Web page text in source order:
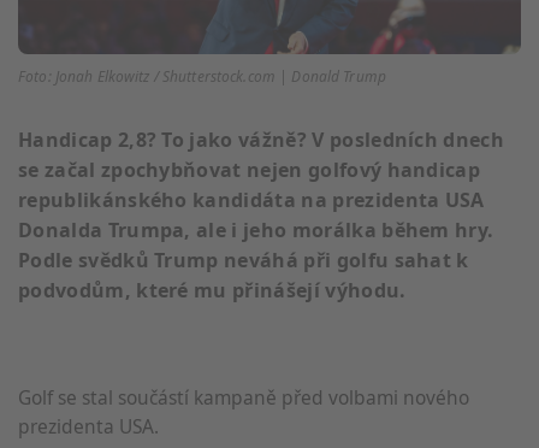
Foto: Jonah Elkowitz / Shutterstock.com | Donald Trump
Handicap 2,8? To jako vážně? V posledních dnech
se začal zpochybňovat nejen golfový handicap
republikánského kandidáta na prezidenta USA
Donalda Trumpa, ale i jeho morálka během hry.
Podle svědků Trump neváhá při golfu sahat k
podvodům, které mu přinášejí výhodu.
Golf se stal součástí kampaně před volbami nového
prezidenta USA.